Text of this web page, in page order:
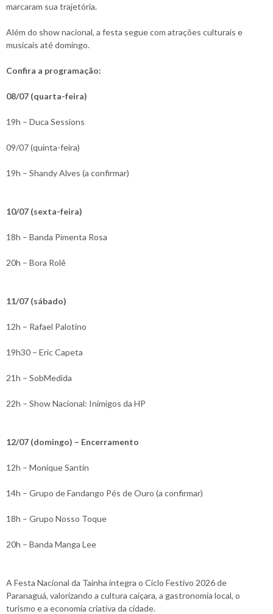
marcaram sua trajetória.
Além do show nacional, a festa segue com atrações culturais e
musicais até domingo.
Confira a programação:
08/07 (quarta-feira)
19h – Duca Sessions
09/07 (quinta-feira)
19h – Shandy Alves (a confirmar)
10/07 (sexta-feira)
18h – Banda Pimenta Rosa
20h – Bora Rolê
11/07 (sábado)
12h – Rafael Palotino
19h30 – Eric Capeta
21h – SobMedida
22h – Show Nacional: Inimigos da HP
12/07 (domingo) – Encerramento
12h – Monique Santin
14h – Grupo de Fandango Pés de Ouro (a confirmar)
18h – Grupo Nosso Toque
20h – Banda Manga Lee
A Festa Nacional da Tainha integra o Ciclo Festivo 2026 de
Paranaguá, valorizando a cultura caiçara, a gastronomia local, o
turismo e a economia criativa da cidade.